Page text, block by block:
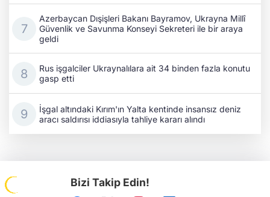
Azerbaycan Dışişleri Bakanı Bayramov, Ukrayna Millî
Güvenlik ve Savunma Konseyi Sekreteri ile bir araya
geldi
Rus işgalciler Ukraynalılara ait 34 binden fazla konutu
gasp etti
İşgal altındaki Kırım'ın Yalta kentinde insansız deniz
aracı saldırısı iddiasıyla tahliye kararı alındı
Bizi Takip Edin!